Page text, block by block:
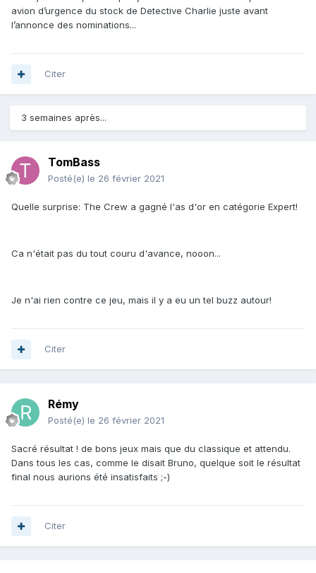
avion d’urgence du stock de Detective Charlie juste avant
l’annonce des nominations...
Citer
3 semaines après...
TomBass
Posté(e) le 26 février 2021
Quelle surprise: The Crew a gagné l'as d'or en catégorie Expert!
Ca n'était pas du tout couru d'avance, nooon...
Je n'ai rien contre ce jeu, mais il y a eu un tel buzz autour!
Citer
Rémy
Posté(e) le 26 février 2021
Sacré résultat ! de bons jeux mais que du classique et attendu.
Dans tous les cas, comme le disait Bruno, quelque soit le résultat
final nous aurions été insatisfaits ;-)
Citer